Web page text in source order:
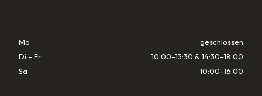
Mo
geschlossen
Di – Fr
10:00–13:30 & 14:30–18:00
Sa
10:00–16:00